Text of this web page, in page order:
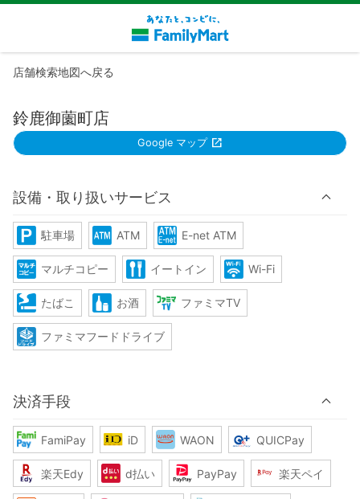
店舗検索地図へ戻る
鈴鹿御薗町店
Google マップ
設備・取り扱いサービス
駐車場 ATM E-net ATM
マルチコピー イートイン Wi-Fi
たばこ お酒 ファミマTV
ファミマフードドライブ
決済手段
FamiPay iD WAON QUICPay
楽天Edy d払い PayPay 楽天ペイ